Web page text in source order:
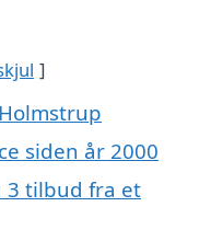
siden år 2000
3 tilbud fra et